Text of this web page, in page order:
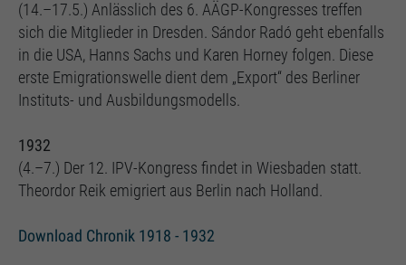
(14.–17.5.) Anlässlich des 6. AÄGP-Kongresses treffen
sich die Mitglieder in Dresden. Sándor Radó geht ebenfalls
in die USA, Hanns Sachs und Karen Horney folgen. Diese
erste Emigrationswelle dient dem „Export“ des Berliner
Instituts- und Ausbildungsmodells.
1932
(4.–7.) Der 12. IPV-Kongress findet in Wiesbaden statt.
Theordor Reik emigriert aus Berlin nach Holland.
Download Chronik 1918 - 1932